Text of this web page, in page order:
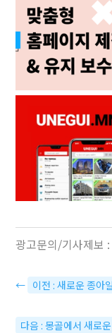
광고문의/기사제보 :
← 이전 : 새로운 종아
다음 : 몽골에서 새로